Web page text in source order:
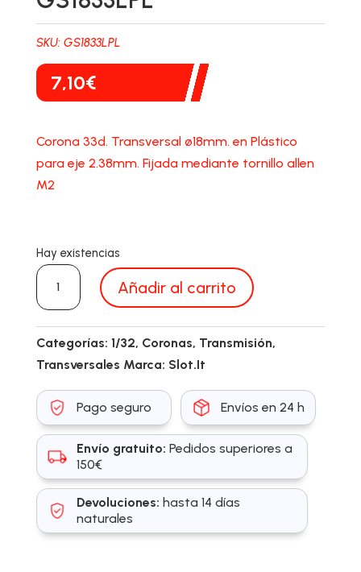
SKU: GS1833LPL
7,10€
Corona 33d. Transversal ø18mm. en Plástico
para eje 2.38mm. Fijada mediante tornillo allen
M2
Hay existencias
GS1833LPL
cantidad
Añadir al carrito
Categorías: 1/32, Coronas, Transmisión,
Transversales Marca: Slot.It
Pago seguro Envíos en 24 h
Envío gratuito: Pedidos superiores a
150€
Devoluciones: hasta 14 días
naturales